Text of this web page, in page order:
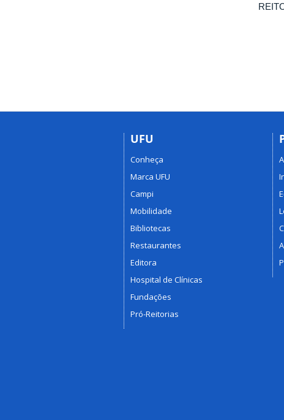
UFU
Conheça
Marca UFU
Campi
Mobilidade
Bibliotecas
Restaurantes
Editora
Hospital de Clínicas
Fundações
Pró-Reitorias